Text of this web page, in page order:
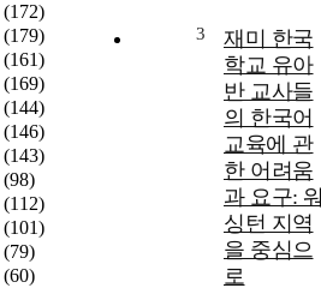
(172)
(179)
(161)
(169)
(144)
(146)
(143)
(98)
(112)
(101)
(79)
(60)
3
재미 한국
학교 유아
반 교사들
의 한국어
교육에 관
한 어려움
과 요구:
싱턴 지역
을 중심으
로